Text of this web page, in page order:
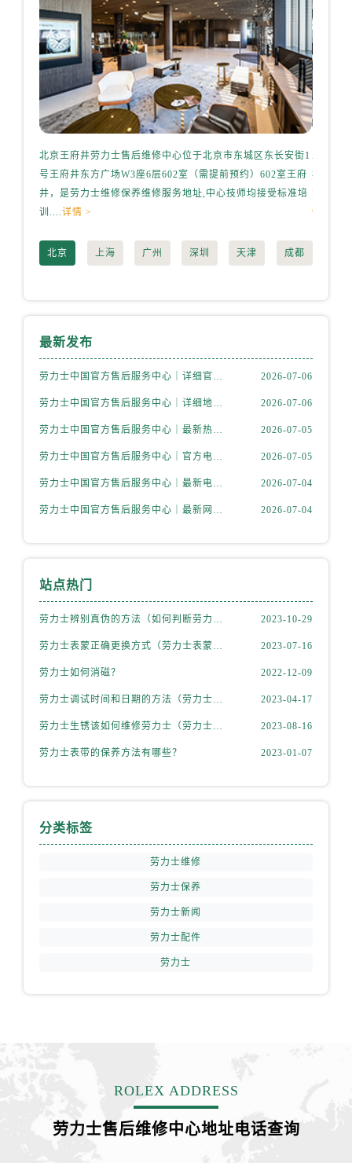
内蒙古自治区阿拉善盟市左旗土尔扈特大街劳力士售后服务中心（需提前预约）
内蒙古自治区包头市青山区幸福路甲3号王府井百货名表维修劳力士售后服务中心（需提前预约）
山西省大同市平城区迎宾街劳力士售后服务中心（需提前预约）
安徽省黄山市屯溪区黄山西路劳力士售后服务中心（需提前预约）
北京王府井劳力士售后维修中心位于北京市东城区东长安街1
号王府井东方广场W3座6层602室（需提前预约）602室王府
井，是劳力士维修保养维修服务地址,中心技师均接受标准培
训....详情 >
上海港
桥路3号
情 >
北京 上海 广州 深圳 天津 成都
最新发布
劳力士中国官方售后服务中心｜详细官方热线及维修地址权威信息通知（2026年7月最新） 2026-07-06
劳力士中国官方售后服务中心｜详细地址及售后服务电话权威信息通知（2026年7月最新） 2026-07-06
劳力士中国官方售后服务中心｜最新热线和详细网点地址权威信息通告（2026年7月最新） 2026-07-05
劳力士中国官方售后服务中心｜官方电话和完整维修地址权威信息通知（2026年7月最新） 2026-07-05
劳力士中国官方售后服务中心｜最新电话和详细维修地址权威信息通告（2026年7月最新） 2026-07-04
劳力士中国官方售后服务中心｜最新网点地址及电话权威信息声明（2026年7月最新） 2026-07-04
站点热门
劳力士辨别真伪的方法（如何判断劳力士的真假） 2023-10-29
劳力士表蒙正确更换方式（劳力士表蒙更换知识） 2023-07-16
劳力士如何消磁？ 2022-12-09
劳力士调试时间和日期的方法（劳力士该如何调试） 2023-04-17
劳力士生锈该如何维修劳力士（劳力士生锈怎么处理） 2023-08-16
劳力士表带的保养方法有哪些？ 2023-01-07
分类标签
劳力士维修
劳力士保养
劳力士新闻
劳力士配件
劳力士
ROLEX ADDRESS
劳力士售后维修中心地址电话查询